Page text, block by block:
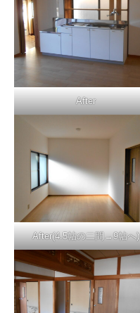
After
After(4.5帖の二間→9帖へ)